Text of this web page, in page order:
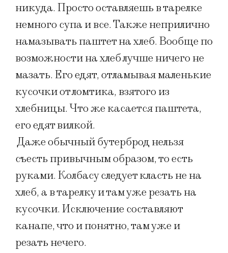
никуда. Просто оставляешь в тарелке
немного супа и все. Также неприлично
намазывать паштет на хлеб. Вообще по
возможности на хлеб лучше ничего не
мазать. Его едят, отламывая маленькие
кусочки от ломтика, взятого из
хлебницы. Что же касается паштета,
его едят вилкой.
Даже обычный бутерброд нельзя
съесть привычным образом, то есть
руками. Колбасу следует класть не на
хлеб, а в тарелку и там уже резать на
кусочки. Исключение составляют
канапе, что и понятно, там уже и
резать нечего.